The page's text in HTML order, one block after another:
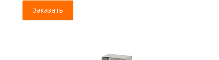
Заказать